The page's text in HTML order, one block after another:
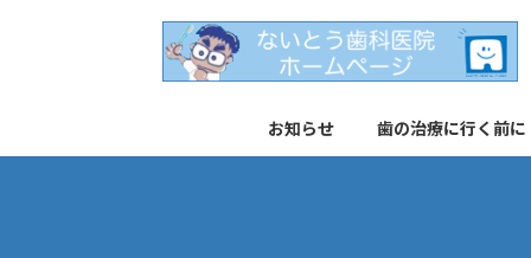
へ
ョ
お知らせ 歯の治療に行く前に